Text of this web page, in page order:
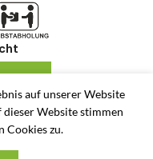
. Antiquitäten und Second Hand
auf unserer Website
dieser Website stimmen
Cookies zu.